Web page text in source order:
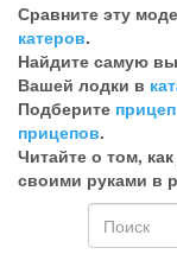
говорит
о
том,
что
Вы
хотите
ненужный
комментарий
Сравните эту
катеров.
Найдите самую
Вашей лодки в
Подберите прицеп
прицепов.
Читайте о том,
своими руками в
Форма
поиска